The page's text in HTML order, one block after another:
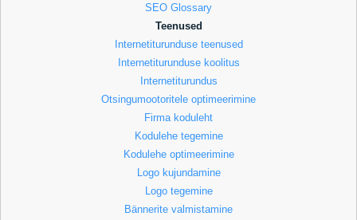
SEO Glossary
Teenused
Internetiturunduse teenused
Internetiturunduse koolitus
Internetiturundus
Otsingumootoritele optimeerimine
Firma koduleht
Kodulehe tegemine
Kodulehe optimeerimine
Logo kujundamine
Logo tegemine
Bännerite valmistamine